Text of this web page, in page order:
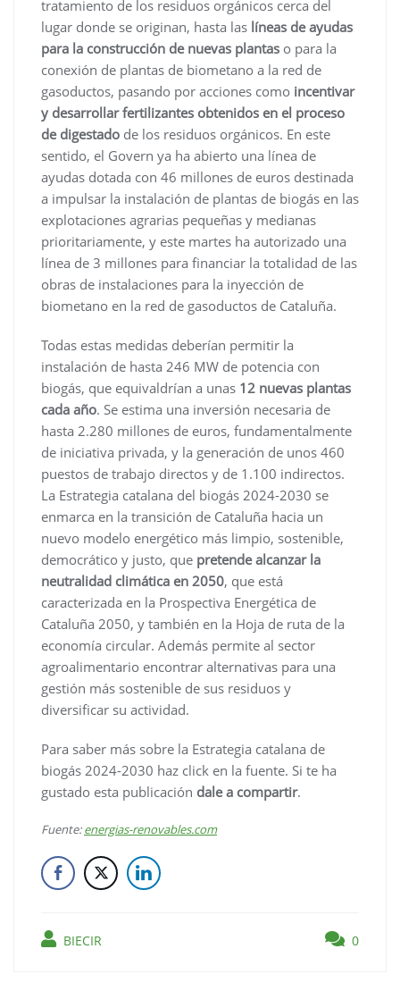
tratamiento de los residuos orgánicos cerca del
lugar donde se originan, hasta las líneas de ayudas
para la construcción de nuevas plantas o para la
conexión de plantas de biometano a la red de
gasoductos, pasando por acciones como incentivar
y desarrollar fertilizantes obtenidos en el proceso
de digestado de los residuos orgánicos. En este
sentido, el Govern ya ha abierto una línea de
ayudas dotada con 46 millones de euros destinada
a impulsar la instalación de plantas de biogás en las
explotaciones agrarias pequeñas y medianas
prioritariamente, y este martes ha autorizado una
línea de 3 millones para financiar la totalidad de las
obras de instalaciones para la inyección de
biometano en la red de gasoductos de Cataluña.
Todas estas medidas deberían permitir la
instalación de hasta 246 MW de potencia con
biogás, que equivaldrían a unas 12 nuevas plantas
cada año. Se estima una inversión necesaria de
hasta 2.280 millones de euros, fundamentalmente
de iniciativa privada, y la generación de unos 460
puestos de trabajo directos y de 1.100 indirectos.
La Estrategia catalana del biogás 2024-2030 se
enmarca en la transición de Cataluña hacia un
nuevo modelo energético más limpio, sostenible,
democrático y justo, que pretende alcanzar la
neutralidad climática en 2050, que está
caracterizada en la Prospectiva Energética de
Cataluña 2050, y también en la Hoja de ruta de la
economía circular. Además permite al sector
agroalimentario encontrar alternativas para una
gestión más sostenible de sus residuos y
diversificar su actividad.
Para saber más sobre la Estrategia catalana de
biogás 2024-2030 haz click en la fuente. Si te ha
gustado esta publicación dale a compartir.
Fuente:energias-renovables.com
BIECIR 0